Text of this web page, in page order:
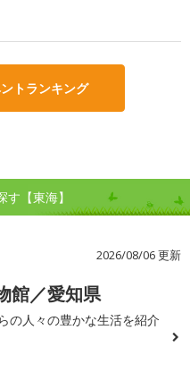
トランキング
【東海】
2026/08/06 更新
館／愛知県
の人々の豊かな生活を紹介